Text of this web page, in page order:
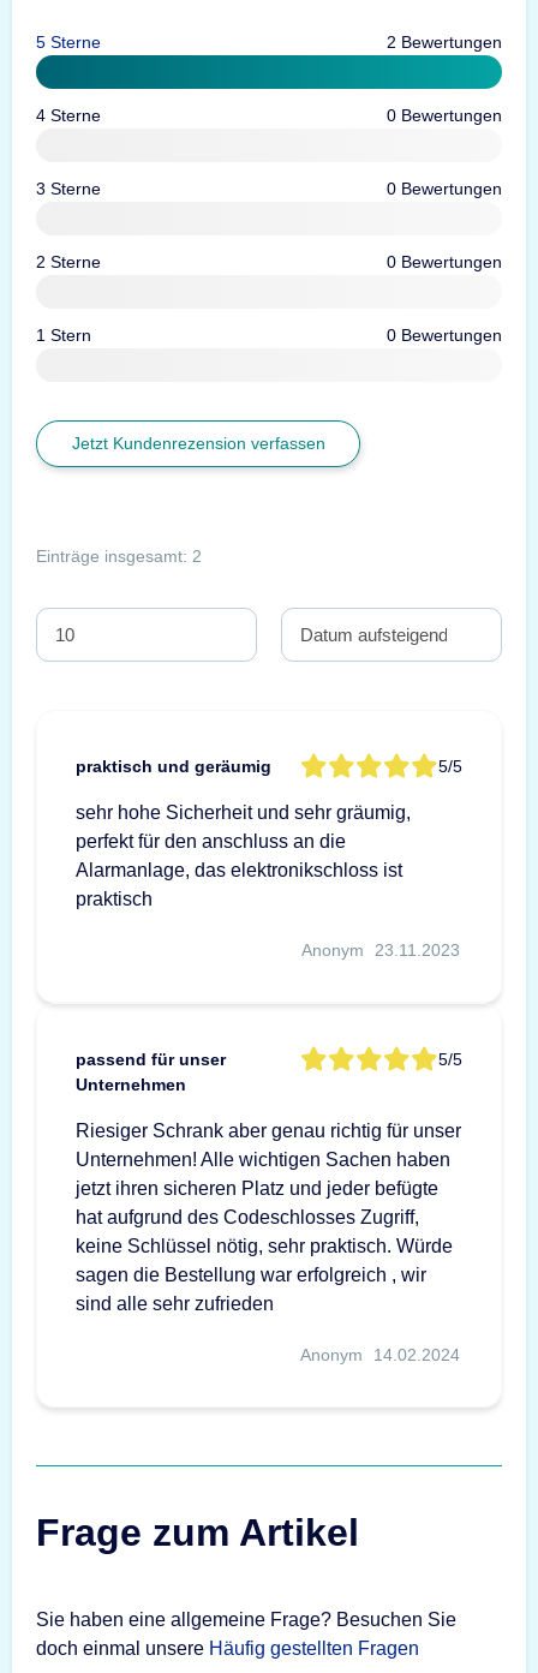
5 Sterne 2 Bewertungen
4 Sterne 0 Bewertungen
3 Sterne 0 Bewertungen
2 Sterne 0 Bewertungen
1 Stern 0 Bewertungen
Jetzt Kundenrezension verfassen
Einträge insgesamt: 2
praktisch und geräumig 5/5
sehr hohe Sicherheit und sehr gräumig,
perfekt für den anschluss an die
Alarmanlage, das elektronikschloss ist
praktisch
Anonym 23.11.2023
passend für unser
Unternehmen
5/5
Riesiger Schrank aber genau richtig für unser
Unternehmen! Alle wichtigen Sachen haben
jetzt ihren sicheren Platz und jeder befügte
hat aufgrund des Codeschlosses Zugriff,
keine Schlüssel nötig, sehr praktisch. Würde
sagen die Bestellung war erfolgreich , wir
sind alle sehr zufrieden
Anonym 14.02.2024
Frage zum Artikel
Sie haben eine allgemeine Frage? Besuchen Sie
doch einmal unsere Häufig gestellten Fragen